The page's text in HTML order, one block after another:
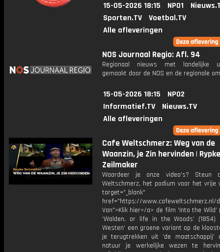
15-05-2026 18:15 NPO1
Sporten.TV
Voetbal.TV
Alle afleveringen
NOS Journaal Regio: Afl. 94
Regionaal nieuws met landelijke
gemaakt door de NOS en de regionale
15-05-2026 18:15
NPO2
Informatief.TV
Nieuws.TV
Alle afleveringen
Cafe Weltschmerz: Weg van de
Waanzin, je Zin hervinden | Rypke
Zeilmaker
Waardeer je onze video's? Steun
Weltschmerz, het podium voor het vrije
target="_blank"
href="https://www.cafeweltschmerz.nl/
Van">Klik hier</a> de film ‘Into the
‘Walden, or life in the Woods’ (1854)
Westen’ een groene variant op de
je terugtrekken uit ‘de
natuur je werkelijke wezen te